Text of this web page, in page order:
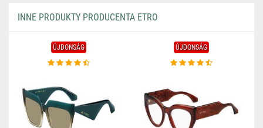
INNE PRODUKTY PRODUCENTA ETRO
ÚJDONSÁG ÚJDONSÁG